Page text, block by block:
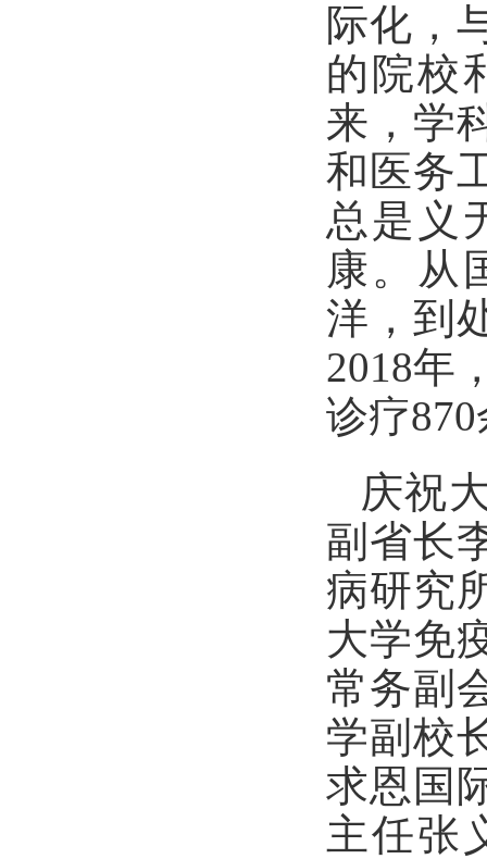
际化，
的院校
来，学
和医务
总是义
康。从
洋，到
2018年
诊疗
庆祝
副省长
病研究
大学免
常务副
学副校
求恩国
主任张